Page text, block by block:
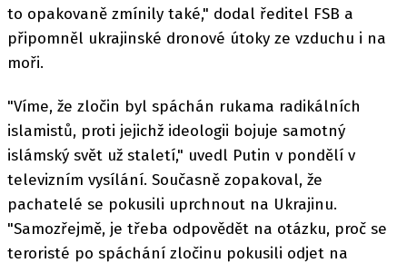
to opakovaně zmínily také," dodal ředitel FSB a
připomněl ukrajinské dronové útoky ze vzduchu i na
moři.
"Víme, že zločin byl spáchán rukama radikálních
islamistů, proti jejichž ideologii bojuje samotný
islámský svět už staletí," uvedl Putin v pondělí v
televizním vysílání. Současně zopakoval, že
pachatelé se pokusili uprchnout na Ukrajinu.
"Samozřejmě, je třeba odpovědět na otázku, proč se
teroristé po spáchání zločinu pokusili odjet na